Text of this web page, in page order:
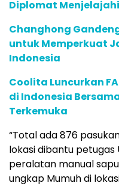
Diplomat
Changhong
untuk Memperkuat
Indonesia
Coolita Luncurkan
di Indonesia
Terkemuka
“Total ada 876
lokasi dibantu petugas
peralatan manual
ungkap Mumuh di